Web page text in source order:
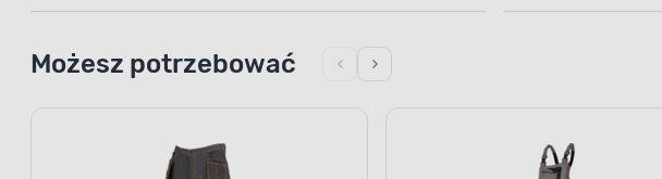
Możesz potrzebować